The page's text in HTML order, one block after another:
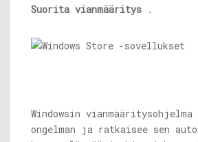
Suorita vianmääritys .
Windowsin
ongelman ja ratkaisee sen